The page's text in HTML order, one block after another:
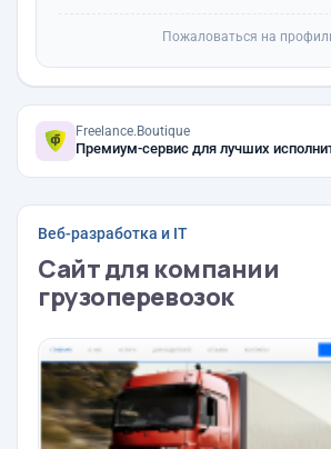
Пожаловаться на
Freelance.Boutique
Премиум-сервис для лучших
Веб-разработка и IT
Сайт для компании
грузоперевозок